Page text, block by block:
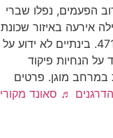
הפעמים, נפלו שברי
אירעה באיזור שכונת
שערייה הדר גנים ועשן סמיך נראה מכביש 471. בינתיים לא ידוע על
הנחיות פיקוד
לשהות לפחות 10 דקות במרחב מוגן. פרטים
♬ סאונד מקורי